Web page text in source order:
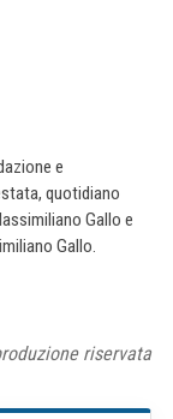
e
quotidiano
Gallo e
Gallo.
riservata